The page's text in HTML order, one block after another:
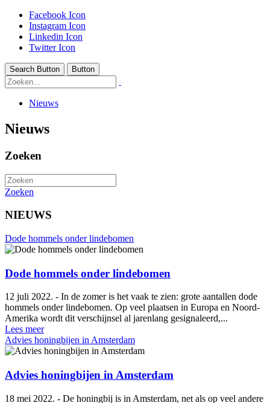
Facebook Icon
Instagram Icon
Linkedin Icon
Twitter Icon
Search Button Button
Nieuws
Nieuws
Zoeken
Zoeken
NIEUWS
Dode hommels onder lindebomen
Dode hommels onder lindebomen
12 juli 2022. - In de zomer is het vaak te zien: grote aantallen dode
hommels onder lindebomen. Op veel plaatsen in Europa en Noord-
Amerika wordt dit verschijnsel al jarenlang gesignaleerd,...
Lees meer
Advies honingbijen in Amsterdam
Advies honingbijen in Amsterdam
18 mei 2022. - De honingbij is in Amsterdam, net als op veel andere